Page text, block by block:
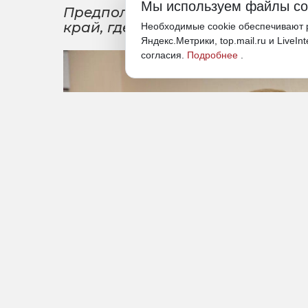
Предположительно, чиновник
край, где ранее служил в
Мы используем файлы
Необходимые cookie обеспечивают
Яндекс.Метрики, top.mail.ru и
согласия. Подробнее